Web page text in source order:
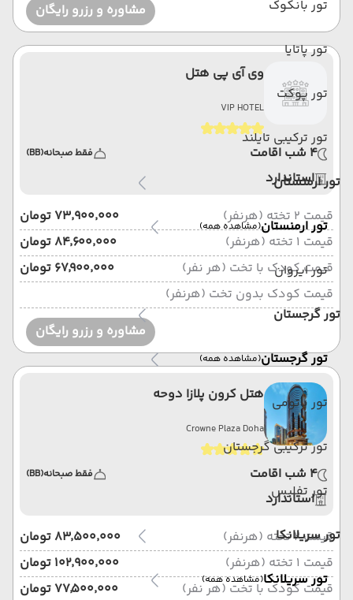
تور بانکوک
تور پاتایا
تور پوکت
تور ترکیبی تایلند
تور ارمنستان
تور ارمنستان(مشاهده همه)
تور ایروان
تور گرجستان
تور گرجستان(مشاهده همه)
تور باتومی
تور ترکیبی گرجستان
تور تفلیس
تور سریلانکا
تور سریلانکا(مشاهده همه)
مشاوره و رزرو رایگان
وی آی پی هتل
VIP HOTEL
4 شب اقامت فقط صبحانه(BB)
استاندارد
قیمت 2 تخته (هرنفر)
۷۳٬۹۰۰٬۰۰۰ تومان
قیمت 1 تخته (هرنفر)
۸۴٬۶۰۰٬۰۰۰ تومان
قیمت کودک با تخت (هر نفر)
۶۷٬۹۰۰٬۰۰۰ تومان
قیمت کودک بدون تخت (هرنفر)
مشاوره و رزرو رایگان
هتل کرون پلازا دوحه
Crowne Plaza Doha
4 شب اقامت فقط صبحانه(BB)
استاندارد
قیمت 2 تخته (هرنفر)
۸۳٬۵۰۰٬۰۰۰ تومان
قیمت 1 تخته (هرنفر)
۱۰۲٬۹۰۰٬۰۰۰ تومان
قیمت کودک با تخت (هر نفر)
۷۷٬۵۰۰٬۰۰۰ تومان